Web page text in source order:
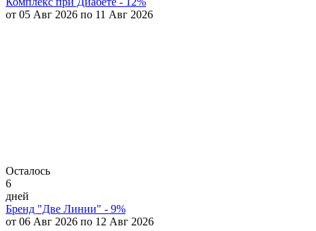
от 05 Авг 2026 по 11 Авг 2026
Осталось
6
дней
Бренд "Две Линии" - 9%
от 06 Авг 2026 по 12 Авг 2026